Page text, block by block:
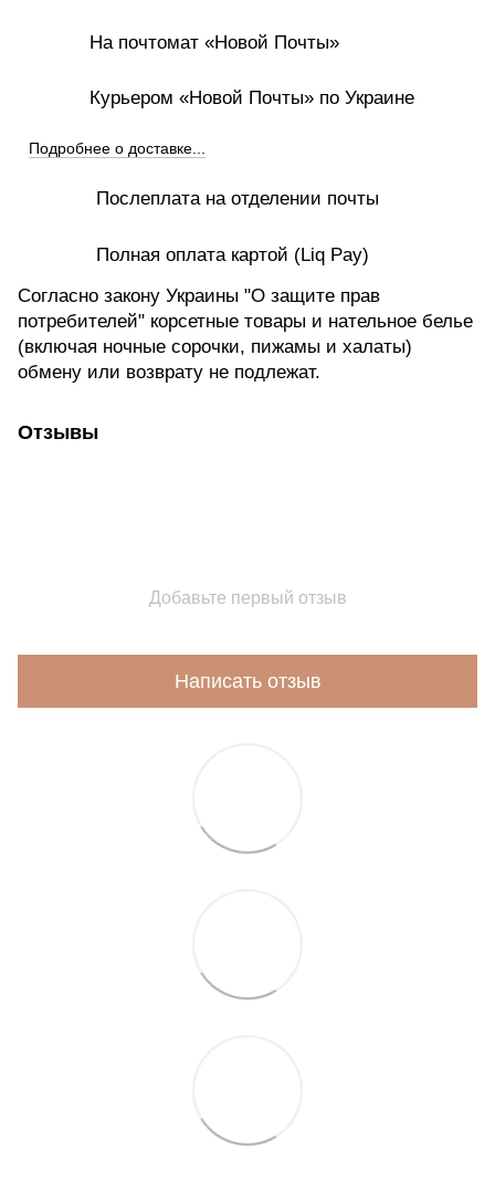
На почтомат «Новой Почты»
Курьером «Новой Почты» по Украине
Подробнее о доставке...
Послеплата на отделении почты
Полная оплата картой (Liq Pay)
Согласно закону Украины "О защите прав
потребителей" корсетные товары и нательное белье
(включая ночные сорочки, пижамы и халаты)
обмену или возврату не подлежат.
Отзывы
Добавьте первый отзыв
Написать отзыв